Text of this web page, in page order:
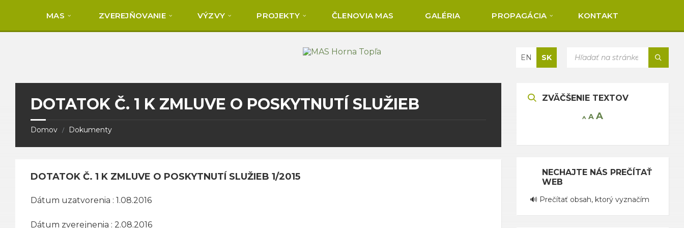
sidebar
MAS ZVEREJŇOVANIE VÝZVY PROJEKTY ČLENOVIA MAS GALÉRIA PROPAGÁCIA KONTAKT
jazyk:
EN SK
DOTATOK Č. 1 K ZMLUVE O POSKYTNUTÍ SLUŽIEB
Domov / Dokumenty
DOTATOK Č. 1 K ZMLUVE O POSKYTNUTÍ SLUŽIEB 1/2015
Dátum uzatvorenia : 1.08.2016
Dátum zverejnenia : 2.08.2016
ZVÄČŠENIE TEXTOV
A Decrease
A Reset
AIncrease
NECHAJTE NÁS PREČÍTAŤ
WEB
🔊 Prečítať obsah, ktorý vyznačím